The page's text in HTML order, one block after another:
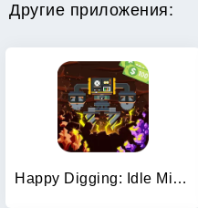
Другие приложения:
Happy Digging: Idle Miner Tyco